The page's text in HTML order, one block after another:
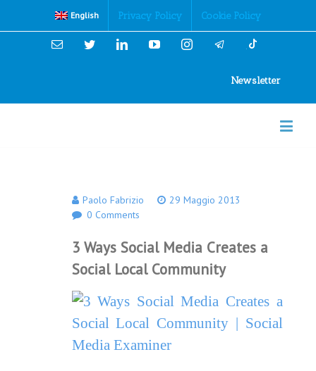
English Privacy Policy Cookie Policy
Email TwitterLinkedinYouTubeInstagram
Newsletter
Paolo Fabrizio
29 Maggio 2013
0 Comments
3 Ways Social Media Creates a
Social Local Community
Cookies Policy